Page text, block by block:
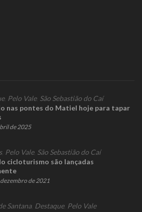
, Pelo Vale, São Sebastião do Caí
nas pontes do Matiel hoje para tapar
de 2025
, Pelo Vale, São Sebastião do Caí
cicloturismo são lançadas
dezembro de 2021
Santana, Destaque, Pelo Vale